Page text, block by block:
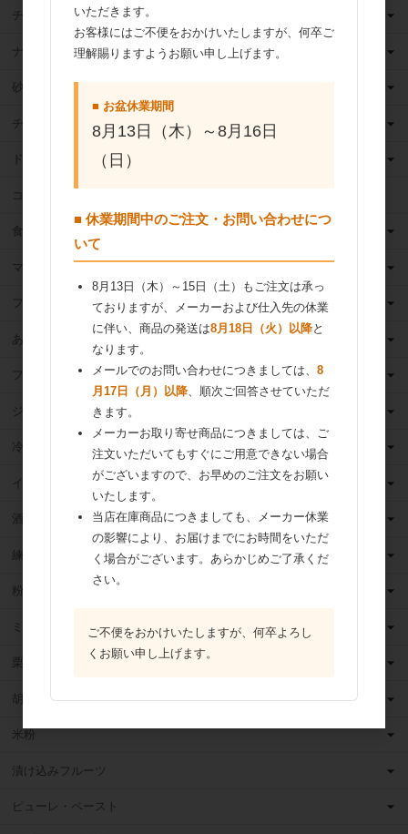
チーズ
ナッツ
砂糖
チョコレート
ドライフルーツ
食用油
マーガリン
フィリング
あんこ
フルーツ（果物）缶詰
ジャム
冷凍フルーツ
イースト・酵母
酒類
練乳
粉 乳
ミックス粉
栗・芋・かぼちゃ
胡麻
米粉
漬け込みフルーツ
ピューレ・ペースト
いただきます。
お客様にはご不便をおかけいたしますが、何卒ご
理解賜りますようお願い申し上げます。
■ お盆休業期間
8月13日（木）～8月16日
（日）
■ 休業期間中のご注文・お問い合わせにつ
いて
8月13日（木）～15日（土）もご注文は承っ
ておりますが、メーカーおよび仕入先の休業
に伴い、商品の発送は8月18日（火）以降と
なります。
メールでのお問い合わせにつきましては、 8
月17日（月）以降、順次ご回答させていただ
きます。
メーカーお取り寄せ商品につきましては、ご
注文いただいてもすぐにご用意できない場合
がございますので、お早めのご注文をお願い
いたします。
当店在庫商品につきましても、メーカー休業
の影響により、お届けまでにお時間をいただ
く場合がございます。あらかじめご了承くだ
さい。
ご不便をおかけいたしますが、何卒よろし
くお願い申し上げます。